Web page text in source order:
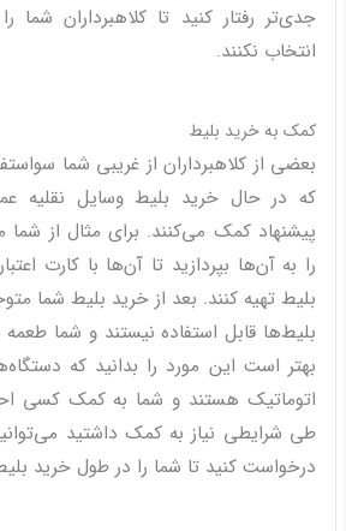
جدی‌تر رفتار کنید تا کلاهبرداران
انتخاب نکنند.
کمک به خرید بلیط
بعضی از کلاهبرداران از غریبی شما
که در حال خرید بلیط وسایل نقلیه
پیشنهاد کمک می‌کنند. برای مثال از
را به آن‌ها بپردازید تا آن‌ها با کارت
بلیط تهیه کنند. بعد از خرید بلیط شما
بلیط‌ها قابل استفاده نیستند و شما طعمه
بهتر است این مورد را بدانید که
اتوماتیک هستند و شما به کمک کسی
طی شرایطی نیاز به کمک داشتید
درخواست کنید تا شما را در طول خرید